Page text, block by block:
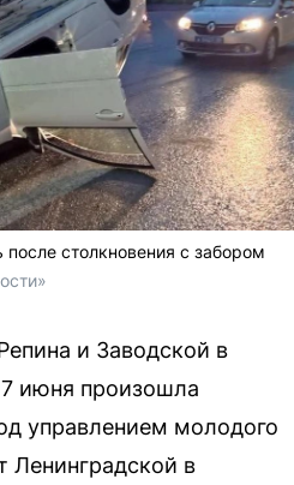
столкновения с забором
и Заводской в
июня произошла
управлением молодого
Ленинградской в